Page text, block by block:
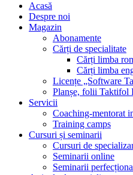
Acasă
Despre noi
Magazin
Abonamente
Cărți de specialitate
Cărți limba
Cărți limba
Licențe „Software
Planșe, folii Taktifol
Servicii
Coaching-mentorat
Training camps
Cursuri și seminarii
Cursuri de
Seminarii online
Seminarii